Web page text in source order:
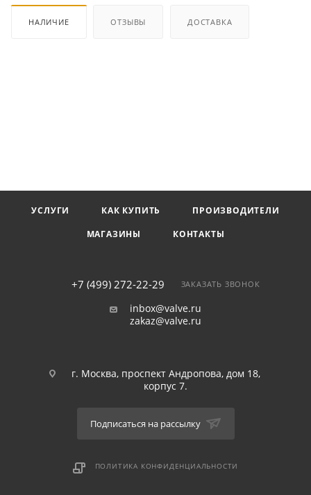
НАЛИЧИЕ ОТЗЫВЫ ДОСТАВКА
УСЛУГИ КАК КУПИТЬ
ПРОИЗВОДИТЕЛИ
МАГАЗИНЫ
КОНТАКТЫ
+7 (499) 272-22-29 ЗАКАЗАТЬ ЗВОНОК
inbox@valve.ru
zakaz@valve.ru
г. Москва, проспект Андропова, дом 18,
корпус 7.
Подписаться на рассылку
ПОЛИТИКА КОНФИДЕНЦИАЛЬНОСТИ